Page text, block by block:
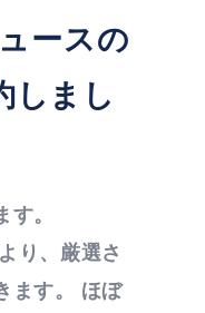
ースの
しまし
す。
り、厳選さ
ます。 ほぼ